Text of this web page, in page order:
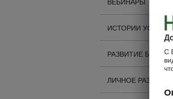
С
ИСТОРИИ УСПЕХА
РАЗВИТИЕ
ЛИЧНОЕ РАЗВИТИЕ